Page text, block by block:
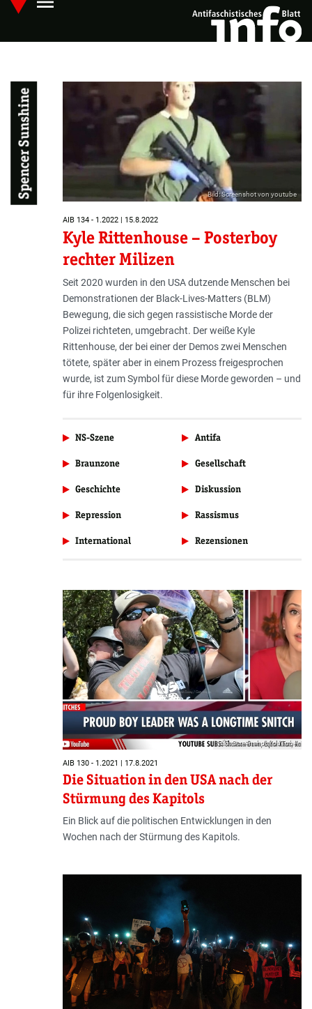
Skip
main
Hauptmenü öffnen
Spencer Sunshine Bild: Screenshot von youtube
AIB 134 - 1.2022 | 15.8.2022
Kyle Rittenhouse – Posterboy
rechter Milizen
Seit 2020 wurden in den USA dutzende Menschen bei
Demonstrationen der Black-Lives-Matters (BLM)
Bewegung, die sich gegen rassistische Morde der
Polizei richteten, umgebracht. Der weiße Kyle
Rittenhouse, der bei einer der Demos zwei Menschen
tötete, später aber in einem Prozess freigesprochen
wurde, ist zum Symbol für diese Morde geworden – und
für ihre Folgenlosigkeit.
NS-Szene Antifa
Braunzone Gesellschaft
Geschichte Diskussion
Repression Rassismus
International Rezensionen
Bild: Screenshot YouTube
AIB 130 - 1.2021 | 17.8.2021
Die Situation in den USA nach der
Stürmung des Kapitols
Ein Blick auf die politischen Entwicklungen in den
Wochen nach der Stürmung des Kapitols.